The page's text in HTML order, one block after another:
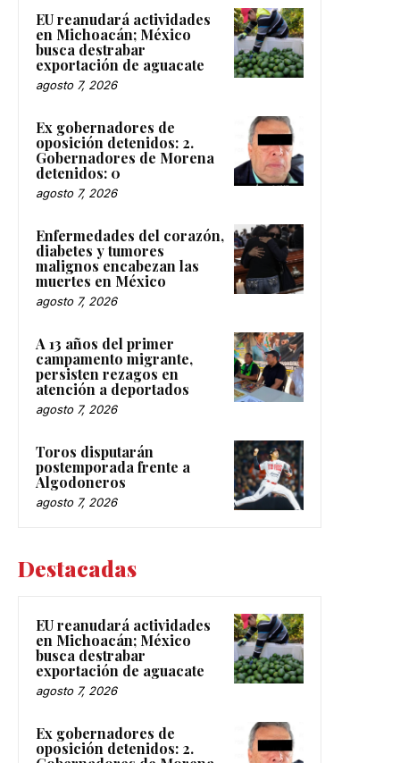
EU reanudará actividades
en Michoacán; México
busca destrabar
exportación de aguacate
agosto 7, 2026
Ex gobernadores de
oposición detenidos: 2.
Gobernadores de Morena
detenidos: 0
agosto 7, 2026
Enfermedades del corazón,
diabetes y tumores
malignos encabezan las
muertes en México
agosto 7, 2026
A 13 años del primer
campamento migrante,
persisten rezagos en
atención a deportados
agosto 7, 2026
Toros disputarán
postemporada frente a
Algodoneros
agosto 7, 2026
Destacadas
EU reanudará actividades
en Michoacán; México
busca destrabar
exportación de aguacate
agosto 7, 2026
Ex gobernadores de
oposición detenidos: 2.